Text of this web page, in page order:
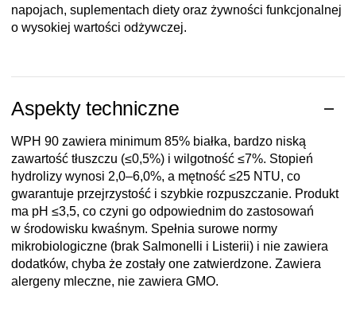
napojach, suplementach diety oraz żywności funkcjonalnej
o wysokiej wartości odżywczej.
Aspekty techniczne
WPH 90 zawiera minimum 85% białka, bardzo niską
zawartość tłuszczu (≤0,5%) i wilgotność ≤7%. Stopień
hydrolizy wynosi 2,0–6,0%, a mętność ≤25 NTU, co
gwarantuje przejrzystość i szybkie rozpuszczanie. Produkt
ma pH ≤3,5, co czyni go odpowiednim do zastosowań
w środowisku kwaśnym. Spełnia surowe normy
mikrobiologiczne (brak Salmonelli i Listerii) i nie zawiera
dodatków, chyba że zostały one zatwierdzone. Zawiera
alergeny mleczne, nie zawiera GMO.